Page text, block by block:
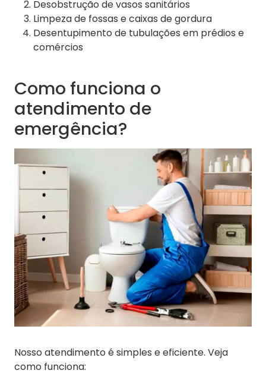
Desobstrução de vasos sanitários
Limpeza de fossas e caixas de gordura
Desentupimento de tubulações em prédios e
comércios
Como funciona o
atendimento de
emergência?
Nosso atendimento é simples e eficiente. Veja
como funciona: